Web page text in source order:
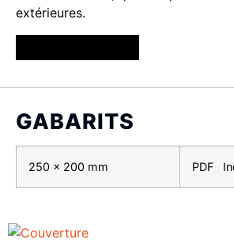
extérieures.
GABARITS
250 x 200 mm PDF